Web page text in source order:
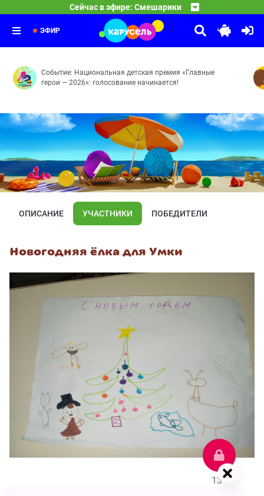
Сейчас в эфире: Смешарики
Принц для Нюши — Двигатель прогресса — Как
18:30
Оранжевая корова
Средние века — Розыгрыш — Грабли — Робот —
Спокойной ночи, малыши!
Передача «Спокойной ночи, малыши!» — уникальное
ЭФИР
Событие: Национальная детская премия «Главные
герои — 2026»: голосование начинается!
ОПИСАНИЕ УЧАСТНИКИ ПОБЕДИТЕЛИ
Новогодняя ёлка для Умки
134